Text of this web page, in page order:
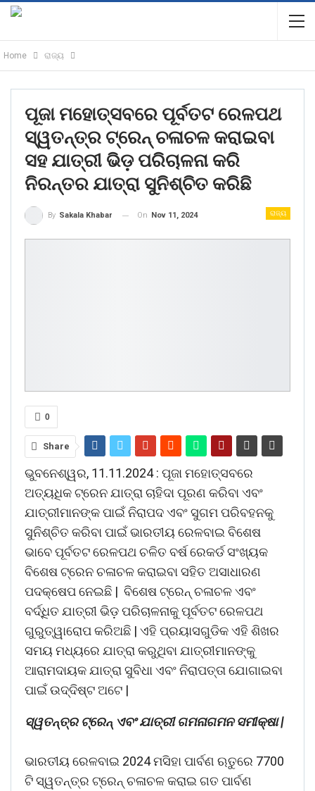
Home ରାଜ୍ୟ
ପୂଜା ମହୋତ୍ସବରେ ପୂର୍ବତଟ ରେଳପଥ
ସ୍ୱତନ୍ତ୍ର ଟ୍ରେନ୍ ଚଳାଚଳ କରାଇବା
ସହ ଯାତ୍ରୀ ଭିଡ଼ ପରିଚାଳନା କରି
ନିରନ୍ତର ଯାତ୍ରା ସୁନିଶ୍ଚିତ କରିଛି
ରାଜ୍ୟ
By Sakala Khabar On Nov 11, 2024
0
Share
ଭୁବନେଶ୍ୱର, 11.11.2024 : ପୂଜା ମହୋତ୍ସବରେ
ଅତ୍ୟଧିକ ଟ୍ରେନ ଯାତ୍ରା ଚାହିଦା ପୂରଣ କରିବା ଏବଂ
ଯାତ୍ରୀମାନଙ୍କ ପାଇଁ ନିରାପଦ ଏବଂ ସୁଗମ ପରିବହନକୁ
ସୁନିଶ୍ଚିତ କରିବା ପାଇଁ ଭାରତୀୟ ରେଳବାଇ ବିଶେଷ
ଭାବେ ପୂର୍ବତଟ ରେଳପଥ ଚଳିତ ବର୍ଷ ରେକର୍ଡ ସଂଖ୍ୟକ
ବିଶେଷ ଟ୍ରେନ ଚଳାଚଳ କରାଇବା ସହିତ ଅସାଧାରଣ
ପଦକ୍ଷେପ ନେଇଛି | ବିଶେଷ ଟ୍ରେନ୍ ଚଳାଚଳ ଏବଂ
ବର୍ଦ୍ଧିତ ଯାତ୍ରୀ ଭିଡ଼ ପରିଚାଳନାକୁ ପୂର୍ବତଟ ରେଳପଥ
ଗୁରୁତ୍ୱାରୋପ କରିଅଛି | ଏହି ପ୍ରୟାସଗୁଡିକ ଏହି ଶିଖର
ସମୟ ମଧ୍ୟରେ ଯାତ୍ରା କରୁଥିବା ଯାତ୍ରୀମାନଙ୍କୁ
ଆରାମଦାୟକ ଯାତ୍ରା ସୁବିଧା ଏବଂ ନିରାପତ୍ତା ଯୋଗାଇବା
ପାଇଁ ଉଦ୍ଦିଷ୍ଟ ଅଟେ |
ସ୍ୱତନ୍ତ୍ର ଟ୍ରେନ୍ ଏବଂ ଯାତ୍ରୀ ଗମନାଗମନ ସମୀକ୍ଷା |
ଭାରତୀୟ ରେଳବାଇ 2024 ମସିହା ପାର୍ବଣ ଋତୁରେ 7700
ଟି ସ୍ୱତନ୍ତ୍ର ଟ୍ରେନ୍ ଚଳାଚଳ କରାଇ ଗତ ପାର୍ବଣ